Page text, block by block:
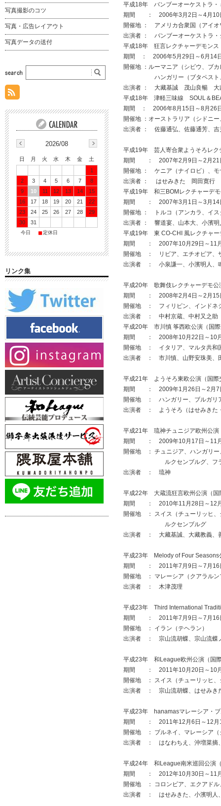
平成18年 バンブーオーケストラ
期間 ： 2006年3月2日～4月10
開催地 ： アメリカ合衆国（アイオ
出演者 ： バンブーオーケストラ・
平成18年 狂言レクチャーデモンス
期間 ： 2006年5月29日～6月14
開催地 ：ルーマニア（シビウ、ブ
ハンガリー（ブタペスト、デ
出演者 ： 大藏基誠 茂山良暢
平成18年 津軽三味線 SOUL＆
期間 ： 2006年8月15日～8月26
開催地 ：オーストラリア（シドニ
出演者 ： 佐藤通弘、佐藤通芳、吉
平成19年 芸人寄合衆ようそろレク
期間 ： 2007年2月9日～2月21
開催地 ： ケニア（ナイロビ）、モ
出演者 ： はせみきた 岡田寛行
平成19年 和三BOMレクチャーデ
期間 ： 2007年3月1日～3月14
開催地 ： トルコ（アンカラ、イス
出演者 ： 響道宴、山本大、小濱明
平成19年 東 CO-CHI 風レクチャー
期間 ： 2007年10月29日～11
開催地 ： リビア、エチオピア、
出演者 ： 小泉謙一、小濱明人、
平成20年 歌舞伎レクチャーデモ公
期間 ： 2008年2月4日～2月15
開催地 ： フィリピン、インドネ
出演者 ： 中村京蔵、中村又之助
平成20年 市川慎 筝西欧公演（国
期間 ： 2008年10月22日～10
開催地 ： イタリア、マルタ共和
出演者 ： 市川慎、山野安珠美、
平成21年 ようそろ東欧公演（国際
期間 ： 2009年1月26日～2月7
開催地 ： ハンガリー、ブルガリ
出演者 ： ようそろ（はせみきた
平成21年 琉神チュニジア欧州公
期間 ： 2009年10月17日～11
開催地 ： チュニジア、ハンガリー
ルクセンブルグ、フラン
出演者 ： 琉神
平成22年 大蔵流狂言欧州公演（
期間 ： 2010年11月28日～12
開催地 ： スイス（チューリッヒ、
ルクセンブルグ
出演者 ： 大藏基誠、大藏教義、
平成23年 Melody of Four Seasons
期間 ： 2011年7月9日～7月16
開催地 ： マレーシア（クアラルン
出演者 ： 木津茂理
平成23年 Third International
期間 ： 2011年7月9日～7月16
開催地 ： イラン（テヘラン）
出演者 ： 宗山流胡蝶、宗山流蝶
平成23年 和League欧州公演（国
期間 ： 2011年10月20日～10
開催地 ： スイス（チューリッヒ、
出演者 ： 宗山流胡蝶、はせみき
平成23年 hanamasマレーシア・ブ
期間 ： 2011年12月6日～12月
開催地 ： ブルネイ、マレーシア（
出演者 ： はなわちえ、沖増菜摘
平成24年 和League南米巡回公演
期間 ： 2012年10月30日～11
開催地 ： コロンビア、エクアドル
出演者 ： はせみきた、小濱明人
写真撮影のコツ
写真・広告レイアウト
写真データの送付
2026/08
日 月 火 水 木 金
土
1
2
3 4 5 6 7
8
9
10 11 12 13 14
15
16
17 18 19 20 21
22
23
24 25 26 27 28
29
30
31
今日 ■定休日
リンク集